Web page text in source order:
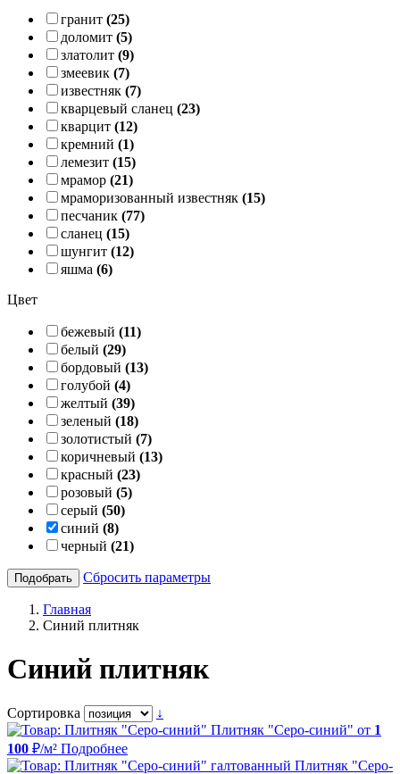
гранит (25)
доломит (5)
златолит (9)
змеевик (7)
известняк (7)
кварцевый сланец (23)
кварцит (12)
кремний (1)
лемезит (15)
мрамор (21)
мраморизованный известняк (15)
песчаник (77)
сланец (15)
шунгит (12)
яшма (6)
Цвет
бежевый (11)
белый (29)
бордовый (13)
голубой (4)
желтый (39)
зеленый (18)
золотистый (7)
коричневый (13)
красный (23)
розовый (5)
серый (50)
синий (8)
черный (21)
Подобрать Сбросить параметры
Главная
Синий плитняк
Синий плитняк
Сортировка
↓
Плитняк "Серо-синий" от 1
100 ₽/м² Подробнее
Плитняк "Серо-